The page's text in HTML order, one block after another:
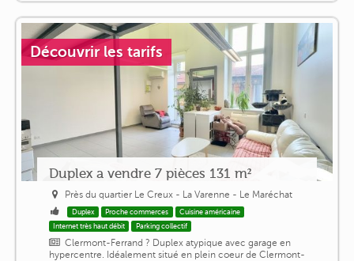
Découvrir les tarifs
Duplex a vendre 7 pièces 131 m²
Près du quartier Le Creux - La Varenne - Le Maréchat
Duplex Proche commerces
Cuisine américaine
Internet très haut débit
Parking collectif
Clermont-Ferrand ? Duplex atypique avec garage en
hypercentre. Idéalement situé en plein coeur de Clermont-